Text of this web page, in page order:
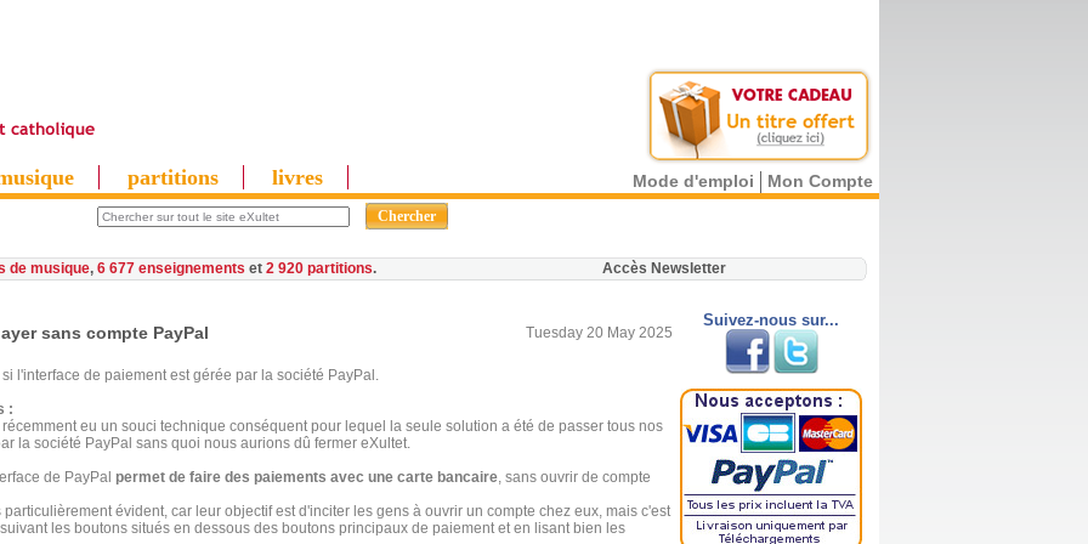
partitions livres Mode d'emploi Mon Compte
de musique, 6 677 enseignements et 2 920 partitions. Accès Newsletter
sans compte PayPal Tuesday 20 May 2025
l'interface de paiement est gérée par la société PayPal.
:
eu un souci technique conséquent pour lequel la seule solution a été de passer tous nos
la société PayPal sans quoi nous aurions dû fermer eXultet.
de PayPal permet de faire des paiements avec une carte bancaire, sans ouvrir de compte
particulièrement évident, car leur objectif est d'inciter les gens à ouvrir un compte chez eux, mais c'est
les boutons situés en dessous des boutons principaux de paiement et en lisant bien les
Suivez-nous sur...